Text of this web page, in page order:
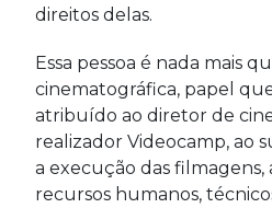
direitos delas.
Essa pessoa é nada mais
cinematográfica, papel
atribuído ao diretor de
realizador Videocamp, ao
a execução das
recursos humanos,